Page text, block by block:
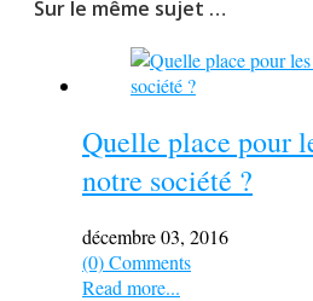
Sur le même sujet …
Quelle place pour
notre société ?
décembre 03, 2016
(0) Comments
Read more...